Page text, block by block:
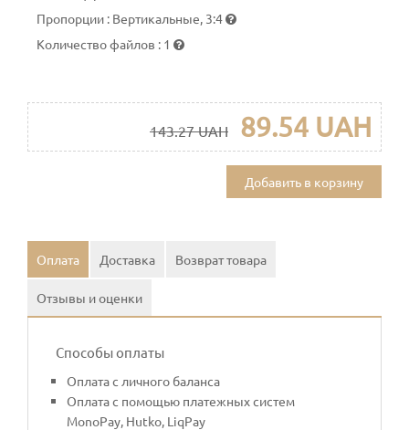
Пропорции : Вертикальные, 3:4
Количество файлов : 1
143.27 UAH 89.54 UAH
Добавить в корзину
Оплата Доставка Возврат товара
Отзывы и оценки
Способы оплаты
Оплата с личного баланса
Оплата с помощью платежных систем
MonoPay, Hutko, LiqPay